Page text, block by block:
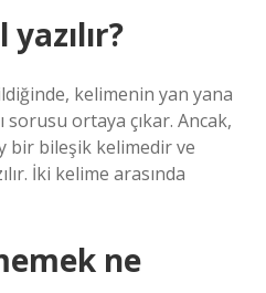
yazılır?
kelimenin yan yana
sorusu ortaya çıkar. Ancak,
bir bileşik kelimedir ve
İki kelime arasında
ne